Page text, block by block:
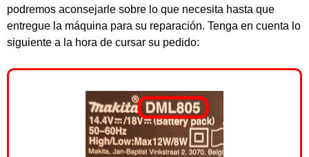
podremos aconsejarle sobre lo que necesita hasta que
entregue la máquina para su reparación. Tenga en cuenta lo
siguiente a la hora de cursar su pedido: